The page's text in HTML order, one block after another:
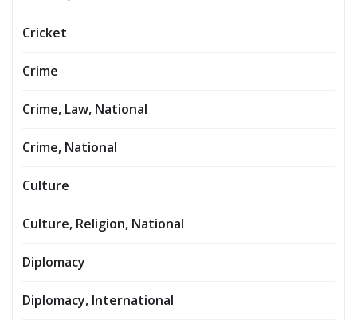
Cricket
Crime
Crime, Law, National
Crime, National
Culture
Culture, Religion, National
Diplomacy
Diplomacy, International